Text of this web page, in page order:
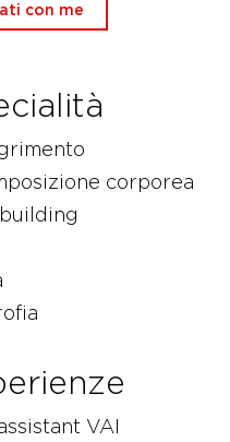
con me
corporea
VAI